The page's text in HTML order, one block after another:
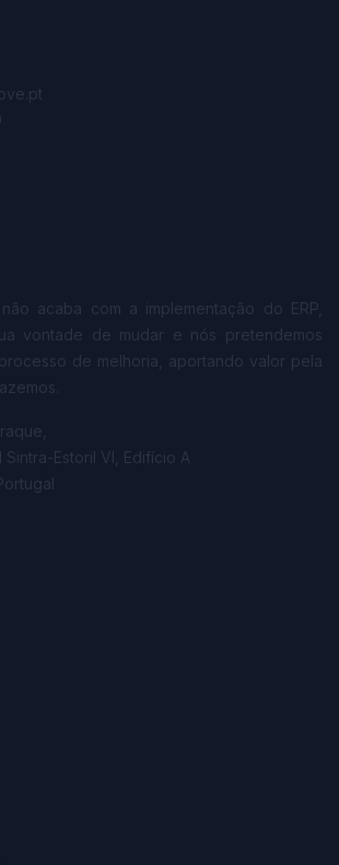
acaba com a implementação do ERP,
vontade de mudar e nós pretendemos
de melhoria, aportando valor pela
Estoril VI, Edifício A